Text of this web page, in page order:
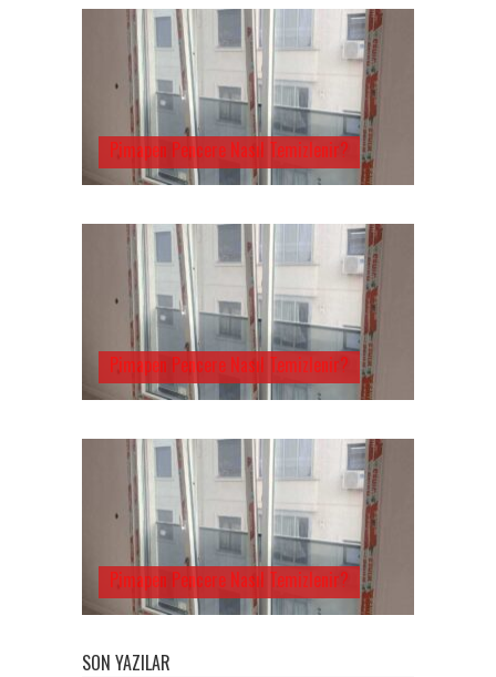
Pimapen Pencere Nasıl Temizlenir?
Pimapen Pencere Nasıl Temizlenir?
Pimapen Pencere Nasıl Temizlenir?
SON YAZILAR